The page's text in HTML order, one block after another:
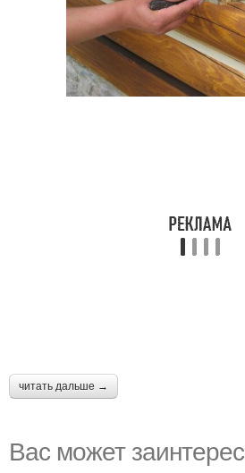
читать дальше →
Вас может